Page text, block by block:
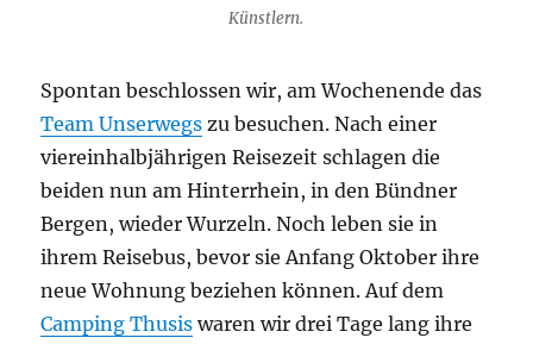
Künstlern.
Spontan beschlossen wir, am Wochenende das
Team Unserwegs zu besuchen. Nach einer
viereinhalbjährigen Reisezeit schlagen die
beiden nun am Hinterrhein, in den Bündner
Bergen, wieder Wurzeln. Noch leben sie in
ihrem Reisebus, bevor sie Anfang Oktober ihre
neue Wohnung beziehen können. Auf dem
Camping Thusis waren wir drei Tage lang ihre